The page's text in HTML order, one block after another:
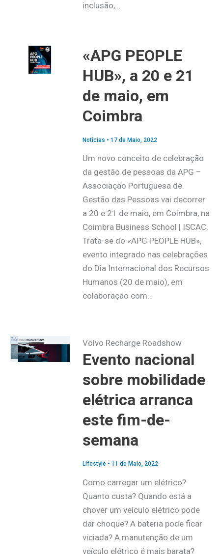
inclusão,…
«APG PEOPLE
HUB», a 20 e 21
de maio, em
Coimbra
Notícias • 17 de Maio, 2022
Um novo conceito de celebração
da gestão de pessoas da APG –
Associação Portuguesa de
Gestão das Pessoas vai decorrer
a 20 e 21 de maio, em Coimbra, na
Coimbra Business School | ISCAC.
Trata-se do «APG PEOPLE HUB»,
evento integrado nas celebrações
do Dia Internacional dos Recursos
Humanos (20 de maio), em
colaboração com…
Volvo Recharge Roadshow
Evento nacional
sobre mobilidade
elétrica arranca
este fim-de-
semana
Lifestyle• 11 de Maio, 2022
Como carregar um elétrico?
Quanto custa? Quando está a
chover um veículo elétrico pode
dar choque? A bateria pode ficar
viciada? A manutenção de um
veículo elétrico é mais barata?